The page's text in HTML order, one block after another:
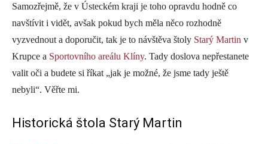
Samozřejmě, že v Ústeckém kraji je toho opravdu hodně co
navštívit i vidět, avšak pokud bych měla něco rozhodně
vyzvednout a doporučit, tak je to návštěva štoly Starý Martin v
Krupce a Sportovního areálu Klíny. Tady doslova nepřestanete
valit oči a budete si říkat „jak je možné, že jsme tady ještě
nebyli“. Věřte mi.
Historická štola Starý Martin